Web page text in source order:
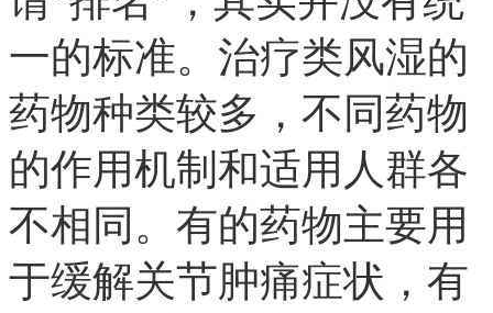
一的标准。治疗类风湿的
药物种类较多，不同药物
的作用机制和适用人群各
不相同。有的药物主要用
于缓解关节肿痛症状，有